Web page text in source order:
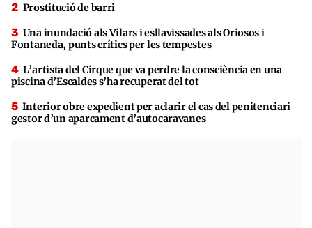
Prostitució de barri
Una inundació als Vilars i esllavissades als Oriosos i
Fontaneda, punts crítics per les tempestes
L’artista del Cirque que va perdre la consciència en una
piscina d’Escaldes s’ha recuperat del tot
Interior obre expedient per aclarir el cas del penitenciari
gestor d’un aparcament d’autocaravanes